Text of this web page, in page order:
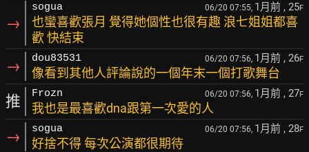
→
sogua 06/20 07:55, 1月前 , 25F
也蠻喜歡張月 覺得她個性也很有趣 浪七姐姐都喜
歡 快結束
→ dou83531 06/20 07:56, 1月前 , 26F
像看到其他人評論說的一個年末一個打歌舞台
推 Frozn 06/20 07:56, 1月前 , 27F
我也是最喜歡dna跟第一次愛的人
→ sogua 06/20 07:56, 1月前 , 28F
好捨不得 每次公演都很期待